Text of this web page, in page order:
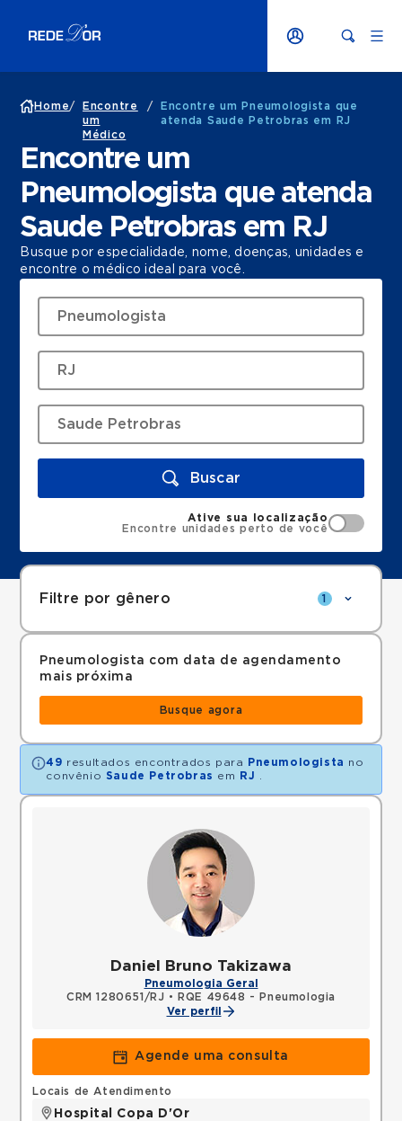
Home/
Encontre
um
Médico
/
Encontre um Pneumologista que
atenda Saude Petrobras em RJ
Encontre um
Pneumologista que atenda
Saude Petrobras em RJ
Busque por especialidade, nome, doenças, unidades e
encontre o médico ideal para você.
Buscar
Ative sua localização
Encontre unidades perto de você
Filtre por gênero 1
Pneumologista com data de agendamento
mais próxima
Busque agora
49 resultados encontrados para Pneumologista no
convênio Saude Petrobras em RJ
Daniel Bruno Takizawa
Pneumologia Geral
CRM 1280651/RJ •
RQE 49648 - Pneumologia
Ver perfil
Agende uma consulta
Locais de Atendimento
Hospital Copa D'Or